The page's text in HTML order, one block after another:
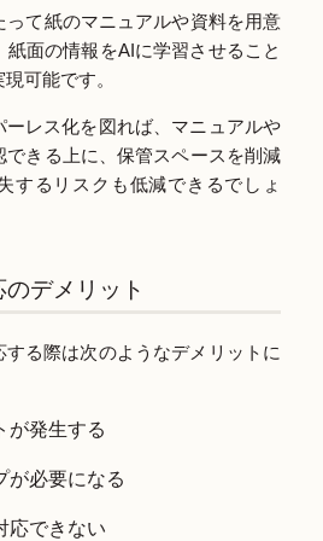
って紙のマニュアルや資料を用意
紙面の情報をAIに学習させること
可能です。
レス化を図れば、マニュアルや
できる上に、保管スペースを削減
するリスクも低減できるでしょ
デメリット
る際は次のようなデメリットに
が発生する
が必要になる
応できない